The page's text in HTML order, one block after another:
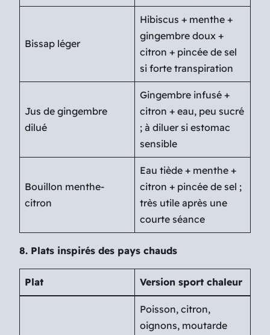
Bissap léger
Hibiscus + menthe +
gingembre doux +
citron + pincée de sel
si forte transpiration
Jus de gingembre
dilué
Gingembre infusé +
citron + eau, peu sucré
; à diluer si estomac
sensible
Bouillon menthe-
citron
Eau tiède + menthe +
citron + pincée de sel ;
très utile après une
courte séance
8. Plats inspirés des pays chauds
Plat Version sport chaleur
Poisson, citron,
oignons, moutarde